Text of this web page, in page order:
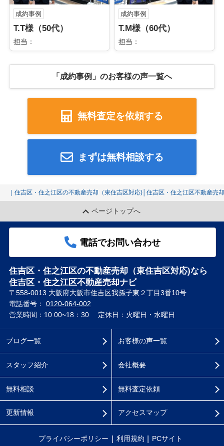
成約事例
T.T様（50代）
担当：
成約事例
T.M様（60代）
担当：
「成約事例」のお客様の声一覧へ
無料査定を依頼する
まずは無料相談する
｜住吉区・住之江区の不動産売却（東住吉区対応)│住吉区・住之江区不動産売
ページトップへ
電話でお問い合わせ
住吉区・住之江区の不動産売却（東住吉区対応)なら
住吉区・住之江区不動産売却ナビ
〒558-0013 大阪府大阪市住吉区我孫子東２丁目3番10号
電話番号： 0120-064-002
営業時間：10:00~18：30
定休日：火曜日・水曜日
ブログ一覧
スタッフ紹介
無料相談
更新情報
お客様の声一覧
会社概要
無料査定依頼
アクセスマップ
プライバシーポリシー 利用規約
PCサイト